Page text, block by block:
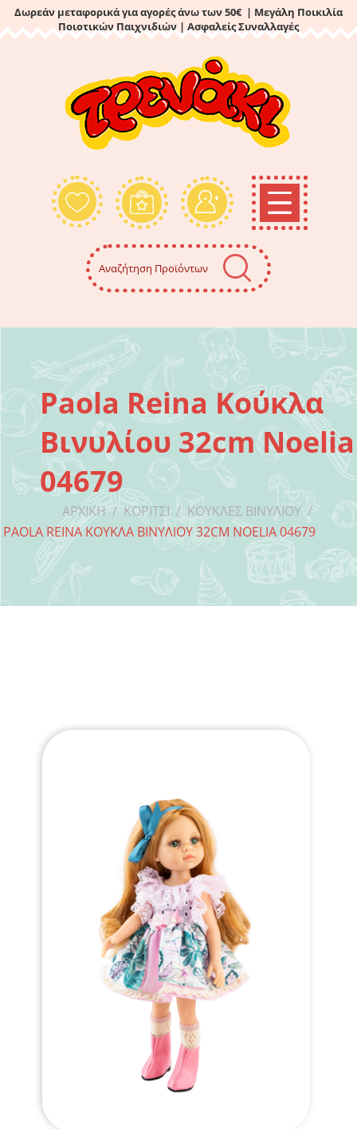
Δωρεάν μεταφορικά για αγορές άνω των 50€ | Μεγάλη Ποικιλία
Ποιοτικών Παιχνιδιών | Ασφαλείς Συναλλαγές
Paola Reina Κούκλα
Βινυλίου 32cm Noelia
04679
ΑΡΧΙΚΉ / ΚΟΡΊΤΣΙ / ΚΟΎΚΛΕΣ ΒΙΝΥΛΊΟΥ /
PAOLA REINA ΚΟΎΚΛΑ ΒΙΝΥΛΊΟΥ 32CM NOELIA 04679